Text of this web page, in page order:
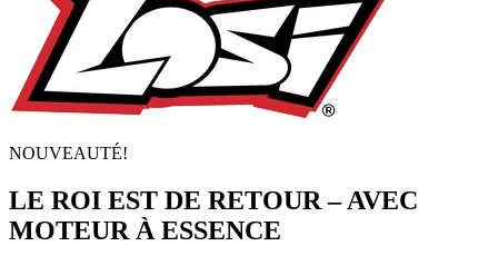
NOUVEAUTÉ!
LE ROI EST DE RETOUR – AVEC
MOTEUR À ESSENCE